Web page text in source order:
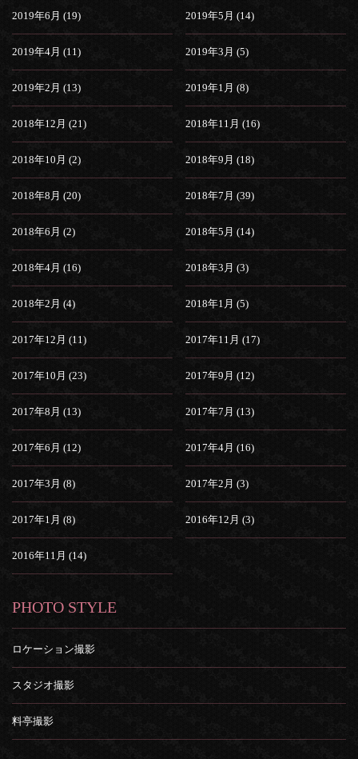
2019年6月 (19) 2019年5月 (14)
2019年4月 (11) 2019年3月 (5)
2019年2月 (13) 2019年1月 (8)
2018年12月 (21) 2018年11月 (16)
2018年10月 (2) 2018年9月 (18)
2018年8月 (20) 2018年7月 (39)
2018年6月 (2) 2018年5月 (14)
2018年4月 (16) 2018年3月 (3)
2018年2月 (4) 2018年1月 (5)
2017年12月 (11) 2017年11月 (17)
2017年10月 (23) 2017年9月 (12)
2017年8月 (13) 2017年7月 (13)
2017年6月 (12) 2017年4月 (16)
2017年3月 (8) 2017年2月 (3)
2017年1月 (8) 2016年12月 (3)
2016年11月 (14)
PHOTO STYLE
ロケーション撮影
スタジオ撮影
料亭撮影